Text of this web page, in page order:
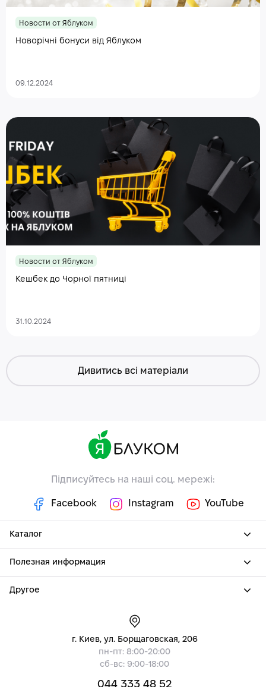
Новости от Яблуком
Новорічні бонуси від Яблуком
09.12.2024
Новости от Яблуком
Кешбек до Чорної пятниці
31.10.2024
Дивитись всі матеріали
Підписуйтесь на наші соц. мережі:
Facebook Instagram YouTube
Каталог
Полезная информация
Другое
г. Киев, ул. Борщаговская, 206
пн-пт: 8:00-20:00
сб-вс: 9:00-18:00
044 333 48 52